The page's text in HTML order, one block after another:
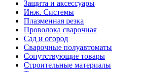
Защита и аксессуары
Инж. Системы
Плазменная резка
Проволока сварочная
Сад и огород
Сварочные полуавтоматы
Сопутствующие товары
Строительные материалы